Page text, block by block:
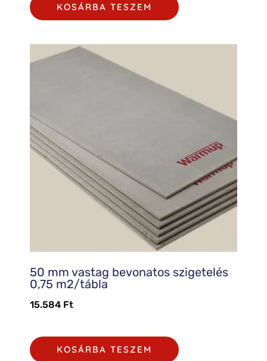
KOSÁRBA TESZEM
50 mm vastag bevonatos szigetelés
0,75 m2/tábla
15.584 Ft
KOSÁRBA TESZEM